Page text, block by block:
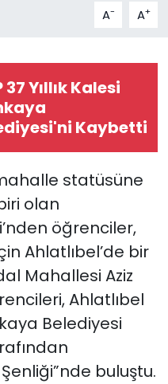
A- A+
37 Yıllık Kalesi
Kaybetti
statüsüne
olan
öğrenciler,
Ahlatlıbel’de bir
Mahallesi Aziz
Ahlatlıbel
Belediyesi
buluştu.